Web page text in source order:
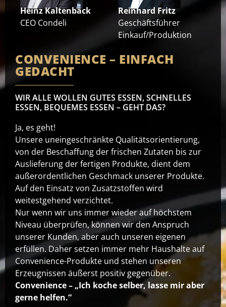
Heinz Kaltenbäck
CEO Condeli
Reinhard Fritz
Geschäftsführer
Einkauf/Produktion
CONVENIENCE – EINFACH
GEDACHT
WIR ALLE WOLLEN GUTES ESSEN, SCHNELLES
ESSEN, BEQUEMES ESSEN – GEHT DAS?
Ja, es geht!
Unsere uneingeschränkte Qualitätsorientierung,
von der Beschaffung der frischen Zutaten bis zur
Auslieferung der fertigen Produkte, dient dem
außerordentlichen Geschmack unserer Produkte.
Auf den Einsatz von Zusatzstoffen wird
weitestgehend verzichtet.
Nur wenn wir uns immer wieder auf höchstem
Niveau überprüfen, können wir den Anspruch
unserer Kunden, aber auch unseren eigenen
erfüllen. Daher setzen immer mehr Haushalte auf
Convenience-Produkte und stehen unseren
Erzeugnissen äußerst positiv gegenüber.
Convenience – „Ich koche selber, lasse mir aber
gerne helfen.“